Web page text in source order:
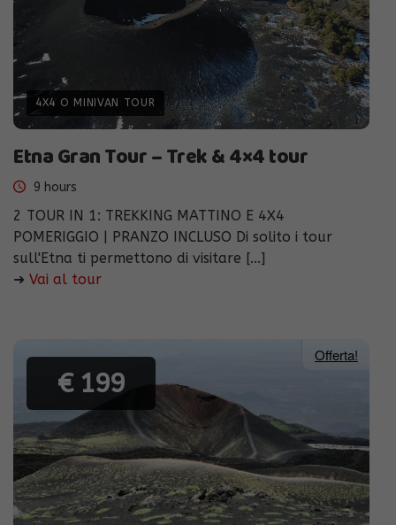
4X4 O MINIVAN TOUR
Etna Gran Tour – Trek & 4×4 tour
9 hours
2 TOUR IN 1: TREKKING MATTINO E 4X4
POMERIGGIO | PRANZO INCLUSO Di solito i tour
sull'Etna ti permettono di visitare [...]
➜ Vai al tour
Offerta!
€ 199